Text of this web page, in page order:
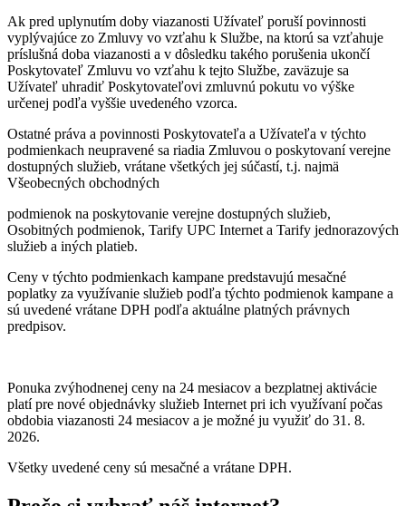
Ak pred uplynutím doby viazanosti Užívateľ poruší povinnosti
vyplývajúce zo Zmluvy vo vzťahu k Službe, na ktorú sa vzťahuje
príslušná doba viazanosti a v dôsledku takého porušenia ukončí
Poskytovateľ Zmluvu vo vzťahu k tejto Službe, zaväzuje sa
Užívateľ uhradiť Poskytovateľovi zmluvnú pokutu vo výške
určenej podľa vyššie uvedeného vzorca.
Ostatné práva a povinnosti Poskytovateľa a Užívateľa v týchto
podmienkach neupravené sa riadia Zmluvou o poskytovaní verejne
dostupných služieb, vrátane všetkých jej súčastí, t.j. najmä
Všeobecných obchodných
podmienok na poskytovanie verejne dostupných služieb,
Osobitných podmienok, Tarify UPC Internet a Tarify jednorazových
služieb a iných platieb.
Ceny v týchto podmienkach kampane predstavujú mesačné
poplatky za využívanie služieb podľa týchto podmienok kampane a
sú uvedené vrátane DPH podľa aktuálne platných právnych
predpisov.
Ponuka zvýhodnenej ceny na 24 mesiacov a bezplatnej aktivácie
platípre nové objednávky služieb Internet pri ich využívaní počas
obdobia viazanosti 24 mesiacov a je možné ju využiť do 31. 8.
2026.
Všetky uvedené ceny sú mesačné a vrátane DPH.